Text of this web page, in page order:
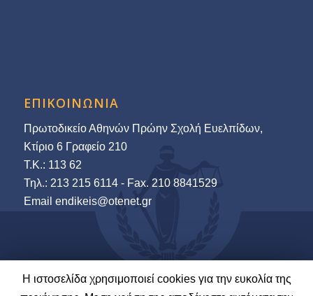
ΕΠΙΚΟΙΝΩΝΙΑ
Πρωτοδικείο Αθηνών Πρώην Σχολή Ευελπίδων,
Κτίριο 6 Γραφείο 210
Τ.Κ.: 113 62
Τηλ.: 213 215 6114 - Fax. 210 8841529
Εmail endikeis@otenet.gr
Η ιστοσελίδα χρησιμοποιεί cookies για την ευκολία της